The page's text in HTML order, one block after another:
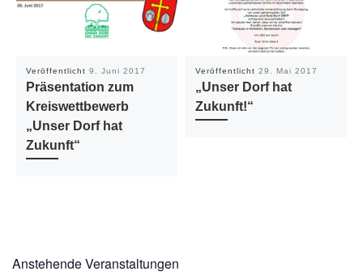
Veröffentlicht 9. Juni 2017
Präsentation zum
Kreiswettbewerb
„Unser Dorf hat
Zukunft“
Veröffentlicht 29. Mai 2017
„Unser Dorf hat
Zukunft!“
Anstehende Veranstaltungen